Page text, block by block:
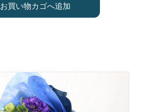
お買い物カゴへ追加